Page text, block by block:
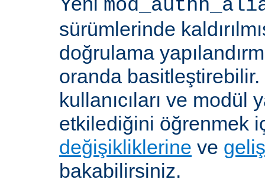
sürümlerinde
doğrulama
oranda
kullanıcıları ve modül
etkilediğini öğrenmek
değişikliklerine ve
bakabilirsiniz.